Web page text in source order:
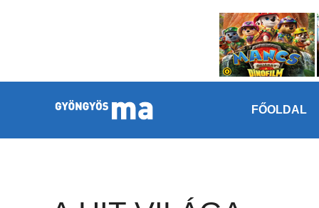
FŐOLDAL